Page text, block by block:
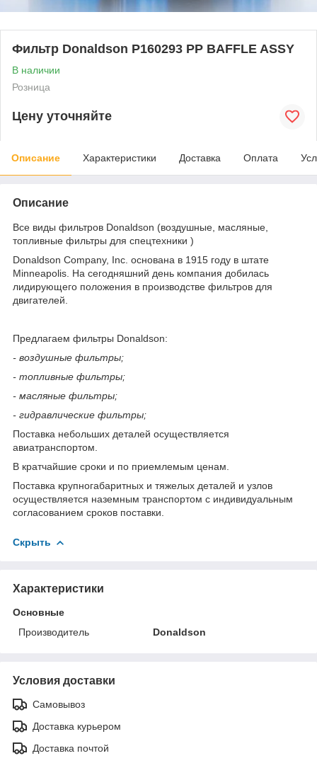
Фильтр Donaldson P160293 PP BAFFLE ASSY
В наличии
Розница
Цену уточняйте
Описание Характеристики Доставка Оплата
Описание
Все виды фильтров Donaldson (воздушные, масляные,
топливные фильтры для спецтехники )
Donaldson Company, Inc. основана в 1915 году в штате
Minneapolis. На сегодняшний день компания добилась
лидирующего положения в производстве фильтров для
двигателей.
Предлагаем фильтры Donaldson:
- воздушные фильтры;
- топливные фильтры;
- масляные фильтры;
- гидравлические фильтры;
Поставка небольших деталей осуществляется
авиатранспортом.
В кратчайшие сроки и по приемлемым ценам.
Поставка крупногабаритных и тяжелых деталей и узлов
осуществляется наземным транспортом с индивидуальным
согласованием сроков поставки.
Скрыть
Характеристики
Основные
Производитель
Donaldson
Условия доставки
Самовывоз
Доставка курьером
Доставка почтой